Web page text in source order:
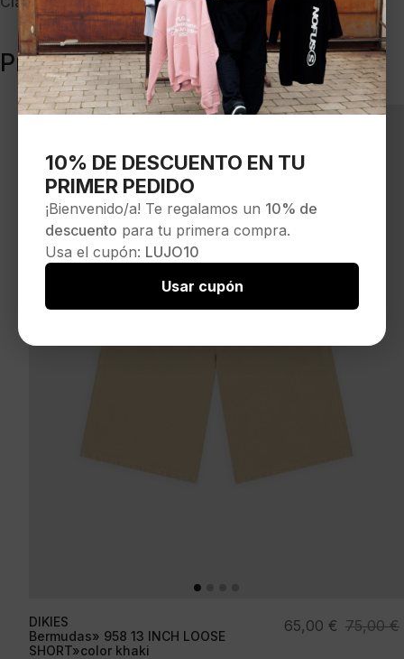
Productos relacionados
DIKIES
Bermudas» 958 13 INCH LOOSE
SHORT»color khaki
75,00€
El
65,00 €
El
10% DE DESCUENTO EN TU
PRIMER PEDIDO
¡Bienvenido/a! Te regalamos un 10% de
descuento para tu primera compra.
Usa el cupón: LUJO10
Usar cupón